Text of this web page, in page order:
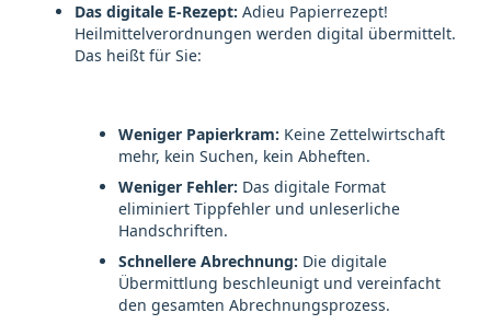
Das digitale E-Rezept: Adieu Papierrezept!
Heilmittelverordnungen werden digital übermittelt.
Das heißt für Sie:
Weniger Papierkram: Keine Zettelwirtschaft
mehr, kein Suchen, kein Abheften.
Weniger Fehler: Das digitale Format
eliminiert Tippfehler und unleserliche
Handschriften.
Schnellere Abrechnung: Die digitale
Übermittlung beschleunigt und vereinfacht
den gesamten Abrechnungsprozess.